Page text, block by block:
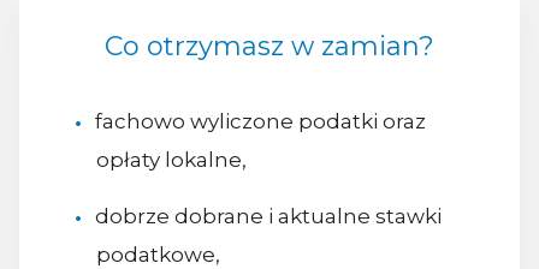
Co otrzymasz w zamian?
fachowo wyliczone podatki oraz
opłaty lokalne,
dobrze dobrane i aktualne stawki
podatkowe,